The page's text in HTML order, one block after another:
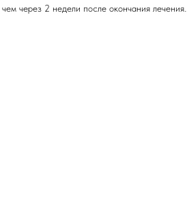
через 2 недели после окончания лечения..